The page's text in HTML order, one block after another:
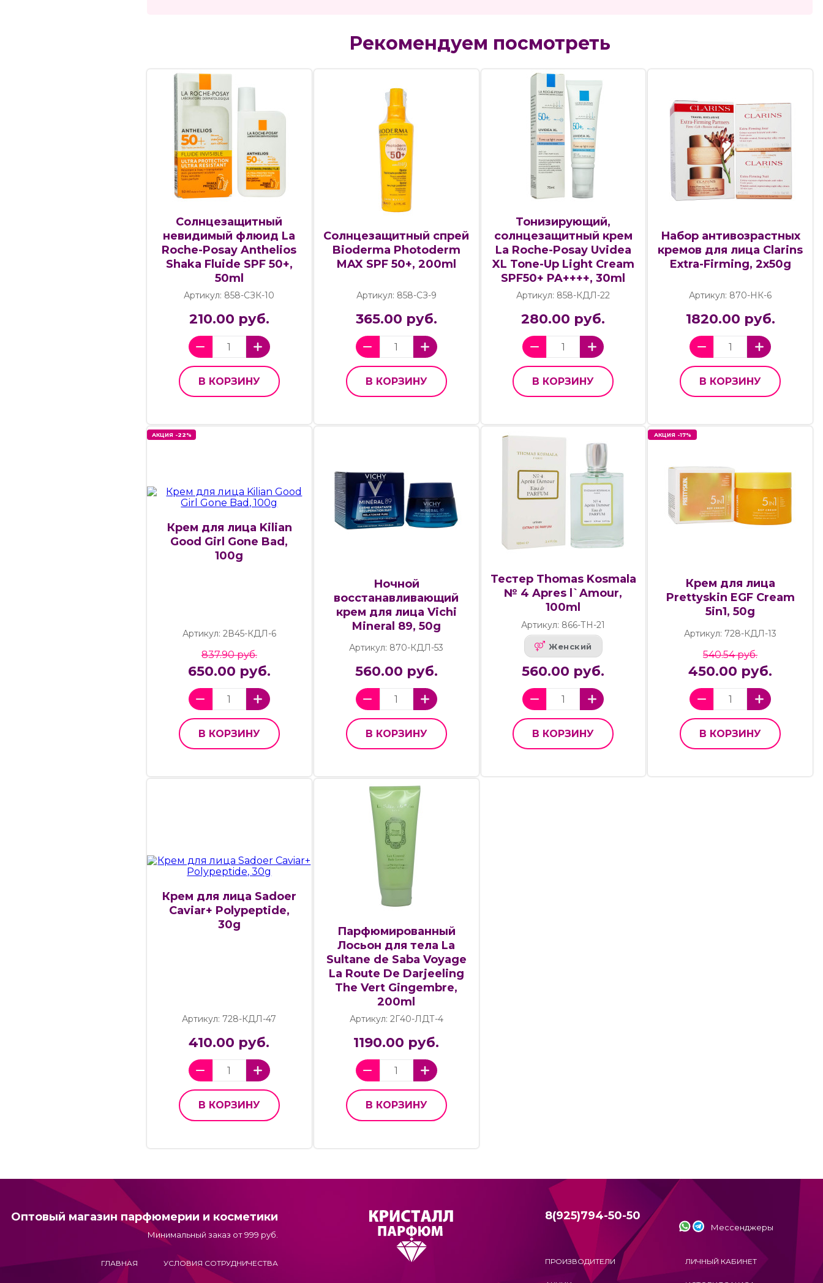
Рекомендуем посмотреть
Солнцезащитный
невидимый флюид La
Roche-Posay Anthelios
Shaka Fluide SPF 50+,
50ml
Артикул: 858-СЗК-10
210.00 руб.
В КОРЗИНУ
Cолнцезащитный спрей
Bioderma Photoderm
MAX SPF 50+, 200ml
Артикул: 858-СЗ-9
365.00 руб.
В КОРЗИНУ
Тонизирующий,
солнцезащитный крем
La Roche-Posay Uvidea
XL Tone-Up Light Cream
SPF50+ PA++++, 30ml
Артикул: 858-КДЛ-22
280.00 руб.
В КОРЗИНУ
Набор антивозрастных
кремов для лица Clarins
Extra-Firming, 2x50g
Артикул: 870-НК-6
1820.00 руб.
В КОРЗИНУ
АКЦИЯ -22%
Крем для лица Kilian
Good Girl Gone Bad,
100g
Артикул: 2В45-КДЛ-6
837.90 руб.
650.00 руб.
В КОРЗИНУ
Ночной
восстанавливающий
крем для лица Vichi
Mineral 89, 50g
Артикул: 870-КДЛ-53
560.00 руб.
В КОРЗИНУ
Тестер Thomas Kosmala
№ 4 Apres l`Amour,
100ml
Артикул: 866-ТН-21
Женский
560.00 руб.
В КОРЗИНУ
АКЦИЯ -17%
Крем для лица
Prettyskin EGF Cream
5in1, 50g
Артикул: 728-КДЛ-13
540.54 руб.
450.00 руб.
В КОРЗИНУ
Крем для лица Sadoer
Caviar+ Polypeptide,
30g
Артикул: 728-КДЛ-47
410.00 руб.
В КОРЗИНУ
Парфюмированный
Лосьон для тела La
Sultane de Saba Voyage
La Route De Darjeeling
The Vert Gingembre,
200ml
Артикул: 2Г40-ЛДТ-4
1190.00 руб.
В КОРЗИНУ
Оптовый магазин парфюмерии и косметики
Минимальный заказ от 999 руб.
ГЛАВНАЯ УСЛОВИЯ СОТРУДНИЧЕСТВА
8(925)794-50-50
Мессенджеры
ПРОИЗВОДИТЕЛИ ЛИЧНЫЙ КАБИНЕТ